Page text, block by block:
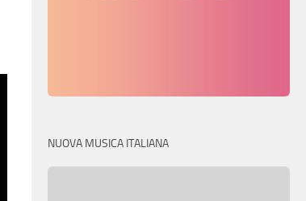
NUOVA MUSICA ITALIANA